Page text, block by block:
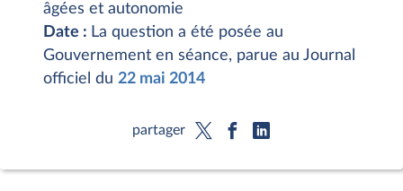
âgées et autonomie
Date : La question a été posée au
Gouvernement en séance, parue au Journal
officiel du 22 mai 2014
partager